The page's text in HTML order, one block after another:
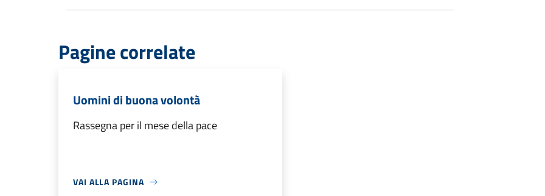
Pagine correlate
Uomini di buona volontà
Rassegna per il mese della pace
VAI ALLA PAGINA